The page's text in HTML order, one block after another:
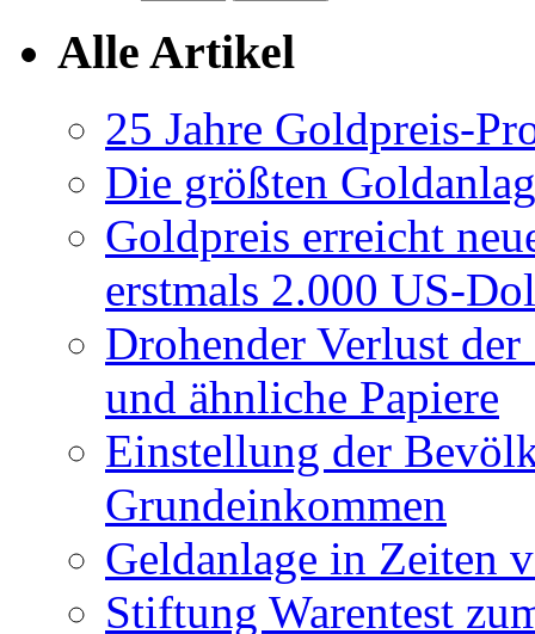
Alle Artikel
25 Jahre Goldpreis-
Die größten
Goldpreis erreicht
erstmals 2.000 US-
Drohender Verlust
und ähnliche Papiere
Einstellung der
Grundeinkommen
Geldanlage in Zeiten
Stiftung Warentest